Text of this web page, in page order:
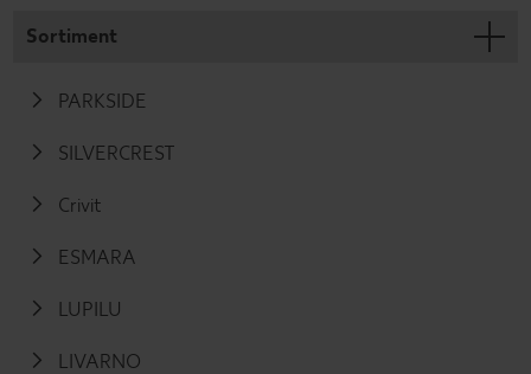
Sortiment
PARKSIDE
SILVERCREST
Crivit
ESMARA
LUPILU
LIVARNO